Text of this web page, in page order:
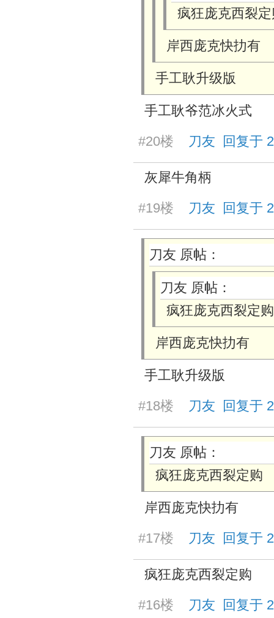
疯狂庞克西裂
岸西庞克快扐有
手工耿升级版
手工耿爷范冰火式
#20楼 刀友 回复于
灰犀牛角柄
#19楼 刀友 回复于
刀友 原帖：
刀友 原帖：
疯狂庞克西裂定购
岸西庞克快扐有
手工耿升级版
#18楼 刀友 回复于
刀友 原帖：
疯狂庞克西裂定购
岸西庞克快扐有
#17楼 刀友 回复于
疯狂庞克西裂定购
#16楼 刀友 回复于